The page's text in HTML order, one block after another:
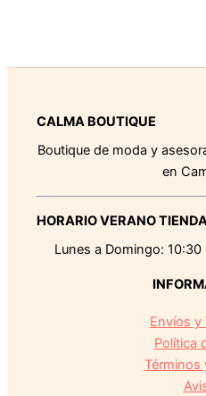
CALMA BOUTIQUE
Boutique de moda y
en
HORARIO VERANO
Lunes a Domingo:
Envíos y
Política
Términos